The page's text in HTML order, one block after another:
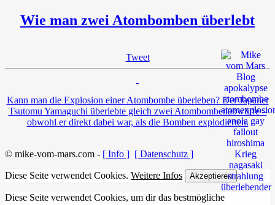
Wie man zwei Atombomben überlebt
Tweet
Kann man die Explosion einer Atombombe überleben? Der Japaner
Tsutomu Yamaguchi überlebte gleich zwei Atombombenabwürfe –
obwohl er direkt dabei war, als die Bomben explodierten.
© mike-vom-mars.com - [ Info ] [ Datenschutz ]
Diese Seite verwendet Cookies. Weitere Infos Akzeptieren
Diese Seite verwendet Cookies, um dir das bestmögliche